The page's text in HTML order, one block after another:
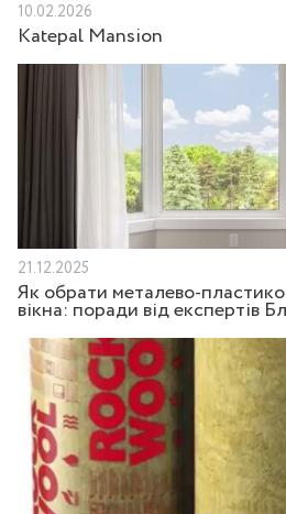
10.02.2026
Katepal Mansion
21.12.2025
Як обрати металево-
вікна: поради від експертів